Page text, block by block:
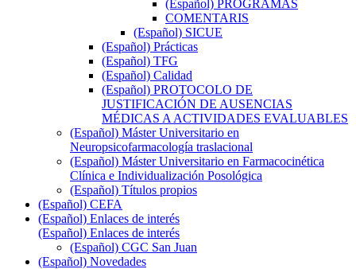
(Español) PROGRAMAS
COMENTARIS
(Español) SICUE
(Español) Prácticas
(Español) TFG
(Español) Calidad
(Español) PROTOCOLO DE
JUSTIFICACIÓN DE AUSENCIAS
MÉDICAS A ACTIVIDADES EVALUABLES
(Español) Máster Universitario en
Neuropsicofarmacología traslacional
(Español) Máster Universitario en Farmacocinética
Clínica e Individualización Posológica
(Español) Títulos propios
(Español) CEFA
(Español) Enlaces de interés
(Español) Enlaces de interés
(Español) CGC San Juan
(Español) Novedades